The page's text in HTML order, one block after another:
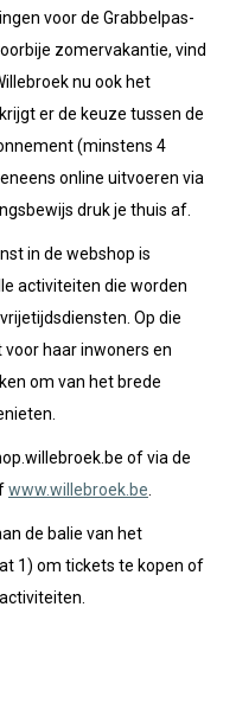
voor de Grabbelpas-
zomervakantie, vind
nu ook het
er de keuze tussen de
(minstens 4
online uitvoeren via
druk je thuis af.
in de webshop is
activiteiten die worden
Op die
haar inwoners en
om van het brede
of via de
www.willebroek.be
de balie van het
1) om tickets te kopen of